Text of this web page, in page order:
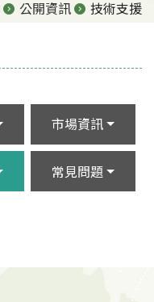
公開資訊 技術支援
市場資訊
常見問題